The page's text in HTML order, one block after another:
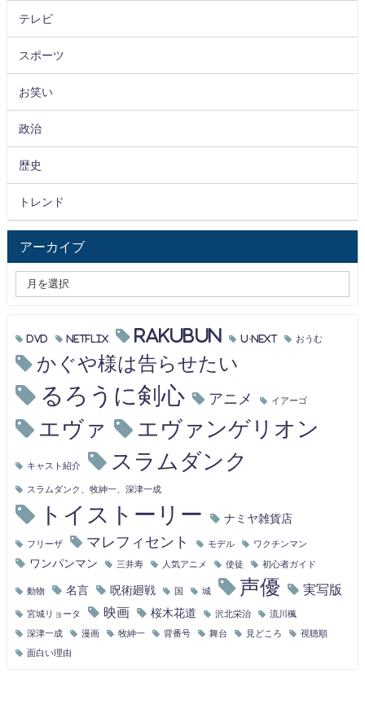
テレビ
スポーツ
お笑い
政治
歴史
トレンド
アーカイブ
DVD Netflix RAKUBUN U-NEXT おうむ
かぐや様は告らせたい
るろうに剣心 アニメ イアーゴ
エヴァ エヴァンゲリオン
キャスト紹介 スラムダンク
スラムダンク、牧紳一、深津一成
トイストーリー ナミヤ雑貨店
フリーザ マレフィセント モデル ワクチンマン
ワンパンマン 三井寿 人気アニメ 使徒 初心者ガイド
動物 名言 呪術廻戦 国 城 声優 実写版
宮城リョータ 映画 桜木花道 沢北栄治 流川楓
深津一成 漫画 牧紳一 背番号 舞台 見どころ 視聴順
面白い理由